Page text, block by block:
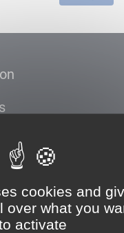
cookies and
over what you
activate